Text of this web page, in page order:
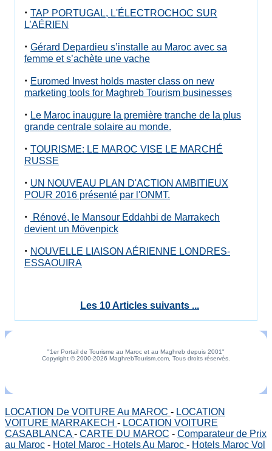
· TAP PORTUGAL, L'ÉLECTROCHOC SUR
L’AÉRIEN
· Gérard Depardieu s’installe au Maroc avec sa
femme et s’achète une vache
· Euromed Invest holds master class on new
marketing tools for Maghreb Tourism businesses
· Le Maroc inaugure la première tranche de la plus
grande centrale solaire au monde.
· TOURISME: LE MAROC VISE LE MARCHÉ
RUSSE
· UN NOUVEAU PLAN D'ACTION AMBITIEUX
POUR 2016 présenté par l'ONMT.
·
Rénové, le Mansour Eddahbi de Marrakech
devient un Mövenpick
· NOUVELLE LIAISON AÉRIENNE LONDRES-
ESSAOUIRA
Les 10 Articles suivants ...
"1er Portail de Tourisme au Maroc et au Maghreb depuis 2001"
Copyright © 2000-2026 MaghrebTourism.com, Tous droits réservés.
LOCATION De VOITURE Au MAROC - LOCATION
VOITURE MARRAKECH - LOCATION VOITURE
CASABLANCA- CARTE DU MAROC - Comparateur de Prix
au Maroc - Hotel Maroc - Hotels Au Maroc - Hotels Maroc Vol